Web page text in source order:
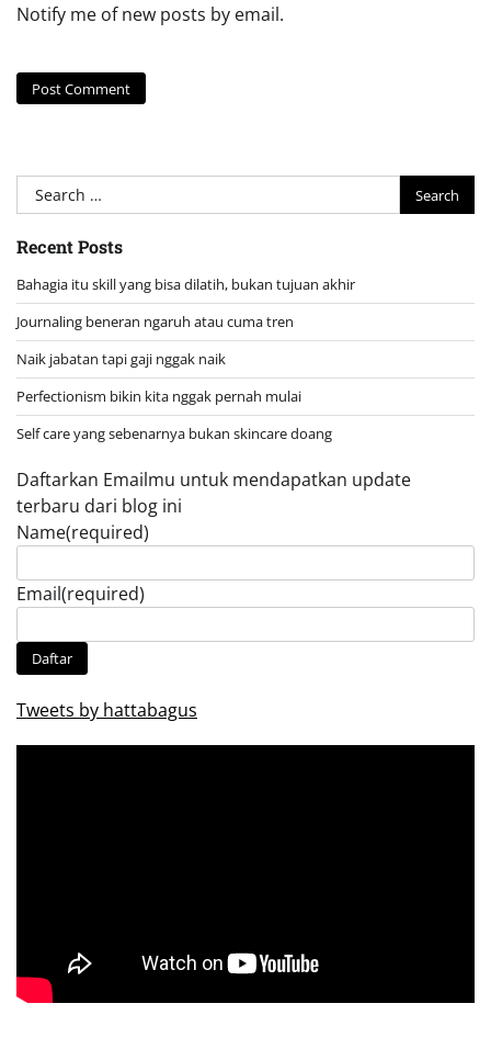
Notify me of new posts by email.
Search
for:
Recent Posts
Bahagia itu skill yang bisa dilatih, bukan tujuan akhir
Journaling beneran ngaruh atau cuma tren
Naik jabatan tapi gaji nggak naik
Perfectionism bikin kita nggak pernah mulai
Self care yang sebenarnya bukan skincare doang
Daftarkan Emailmu untuk mendapatkan update
terbaru dari blog ini
Name(required)
Email(required)
Daftar
Tweets by hattabagus